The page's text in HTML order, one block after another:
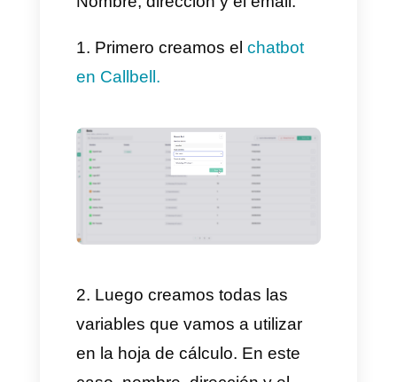
Bien, para integrar estas dos
como funciona todo,
expliquemos una cosa antes de
empezar, variables, las
pueden variar según cada
usuario, por ejemplo, el nombre,
dirección, email, problema que